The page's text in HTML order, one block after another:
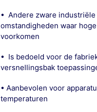
• Andere zware
omstandigheden waar
voorkomen
• Is bedoeld voor de
versnellingsbak
• Aanbevolen voor
temperaturen